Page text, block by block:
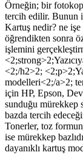
Örneğin; bir
tercih edilir. Bunun
Kartuş nedir? ne
öğrendikten sonra
işlemini
<2;/h2>2;
modelleri<2;/a>2;
için HP, Epson,
sunduğu mürekkep
bazda tercih
Tonerler, toz
ise mürekkep
dayanıklı kartuş